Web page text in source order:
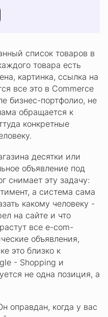
список товаров в
товара есть
картинка, ссылка на
все это в Commerce
бизнес-портфолио, не
обращается к
конкретные
десятки или
объявление под
снимает эту задачу:
а система сама
какому человеку -
на сайте и что
все e-com-
объявления,
это близко к
- Shopping и
не одна позиция, а
оправдан, когда у вас